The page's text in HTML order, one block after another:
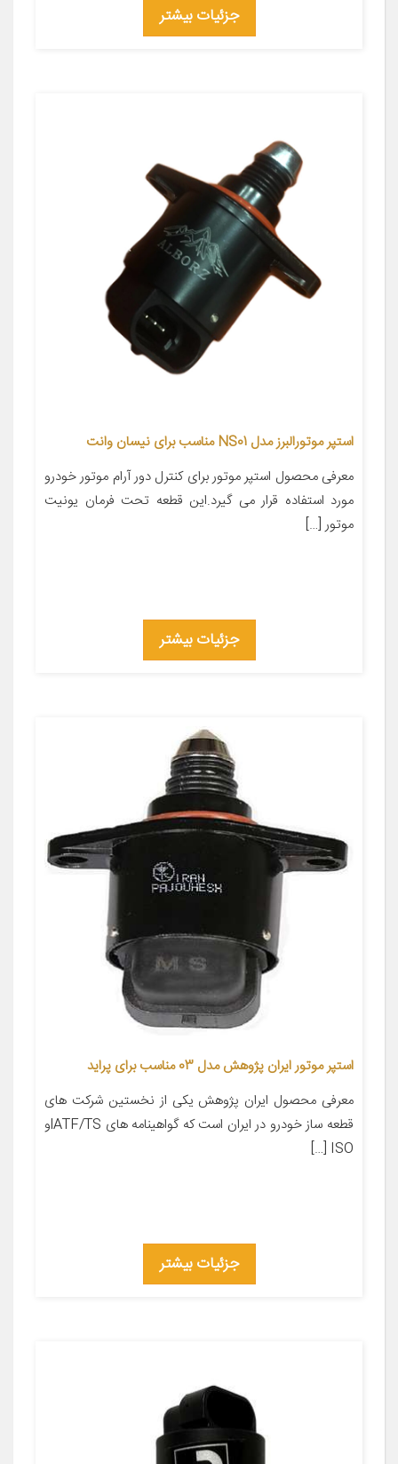
جزئیات بیشتر
استپر موتورالبرز مدل NS01 مناسب برای نیسان وانت
معرفی محصول استپر موتور برای کنترل دور آرام موتور خودرو
مورد استفاده قرار می گیرد.این قطعه تحت فرمان یونیت
موتور […]
جزئیات بیشتر
استپر موتور ایران پژوهش مدل 03 مناسب برای پراید
معرفی محصول ایران پژوهش یکی از نخستین شرکت های
قطعه ساز خودرو در ایران است که گواهینامه های lATF/TSو
ISO […]
جزئیات بیشتر